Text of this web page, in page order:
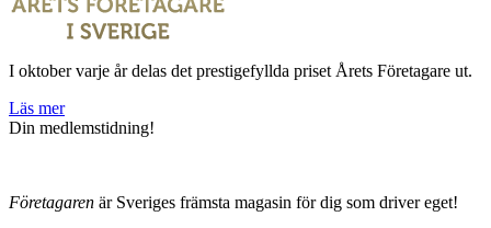
I oktober varje år delas det prestigefyllda priset Årets Företagare ut.
Läs mer
Din medlemstidning!
Företagaren är Sveriges främsta magasin för dig som driver eget!